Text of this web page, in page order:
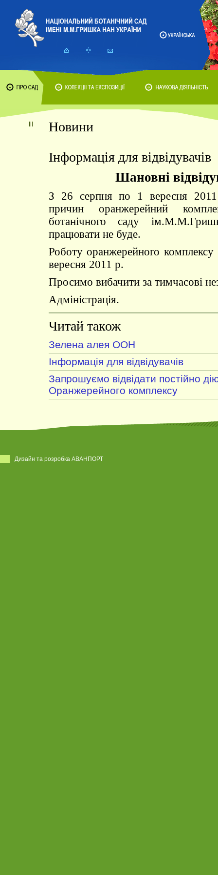
Новини
Інформація для відвідувачів
Шановні
З 26 серпня по 1 вересня
причин оранжерейний
ботанічного саду
працювати не буде.
Роботу оранжерейного
вересня 2011 р.
Просимо вибачити за тимчасові
Адміністрація.
Читай також
Зелена алея ООН
Інформація для відвідувачів
Запрошуємо відвідати постійно
Оранжерейного комплексу
Дизайн та розробка АВАНПОРТ